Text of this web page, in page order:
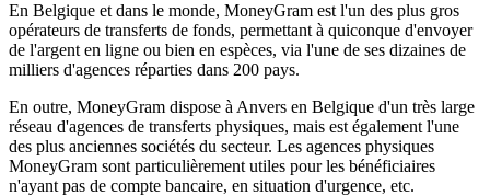
En Belgique et dans le monde, MoneyGram est l'un des plus gros
opérateurs de transferts de fonds, permettant à quiconque d'envoyer
de l'argent en ligne ou bien en espèces, via l'une de ses dizaines de
milliers d'agences réparties dans 200 pays.
En outre, MoneyGram dispose à Anvers en Belgique d'un très large
réseau d'agences de transferts physiques, mais est également l'une
des plus anciennes sociétés du secteur. Les agences physiques
MoneyGram sont particulièrement utiles pour les bénéficiaires
n'ayant pas de compte bancaire, en situation d'urgence, etc.